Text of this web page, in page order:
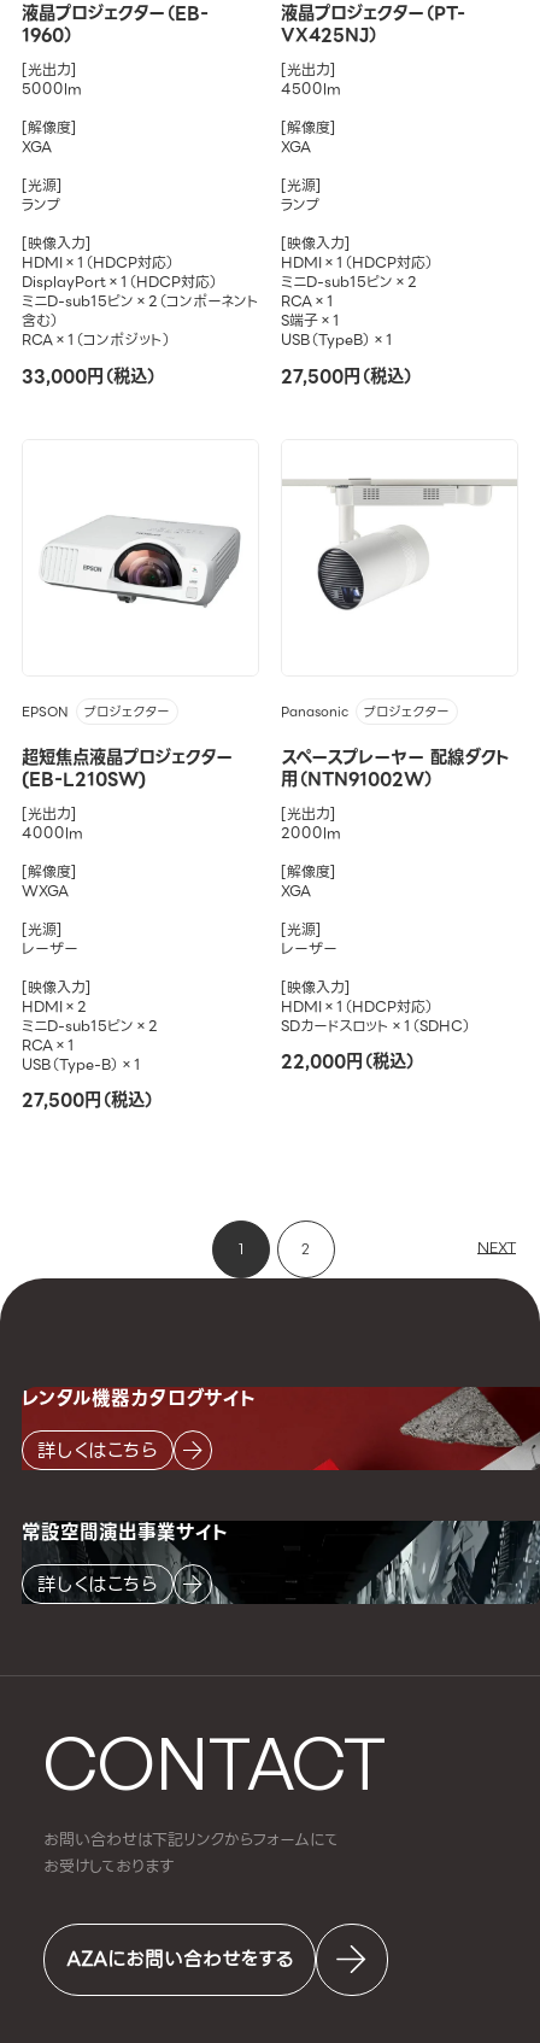
液晶プロジェクター（EB-
1960）
[光出力]
5000lm
[解像度]
XGA
[光源]
ランプ
[映像入力]
HDMI×1（HDCP対応）
DisplayPort×1（HDCP対応）
ミニD-sub15ピン×2（コンポーネント
含む）
RCA×1（コンポジット）
33,000円（税込）
液晶プロジェクター（PT-
VX425NJ）
[光出力]
4500lm
[解像度]
XGA
[光源]
ランプ
[映像入力]
HDMI×1（HDCP対応）
ミニD-sub15ピン×2
RCA×1
S端子×1
USB（TypeB）×1
27,500円（税込）
EPSON プロジェクター
超短焦点液晶プロジェクター
(EB-L210SW)
[光出力]
4000lm
[解像度]
WXGA
[光源]
レーザー
[映像入力]
HDMI×2
ミニD-sub15ピン×2
RCA×1
USB（Type-B）×1
27,500円（税込）
Panasonic プロジェクター
スペースプレーヤー 配線ダクト
用（NTN91002W）
[光出力]
2000lm
[解像度]
XGA
[光源]
レーザー
[映像入力]
HDMI×1（HDCP対応）
SDカードスロット×1（SDHC）
22,000円（税込）
1 2 NEXT
CONTACT
お問い合わせは下記リンクからフォームにて
お受けしております
AZAにお問い合わせをする
レンタル機器カタログサイト
詳しくはこちら
常設空間演出事業サイト
詳しくはこちら